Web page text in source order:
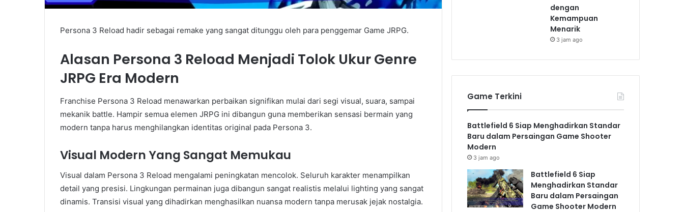
Persona 3 Reload hadir sebagai remake yang sangat ditunggu oleh para penggemar Game JRPG.
Alasan Persona 3 Reload Menjadi Tolok Ukur Genre
JRPG Era Modern
Franchise Persona 3 Reload menawarkan perbaikan signifikan mulai dari segi visual, suara, sampai
mekanik battle. Hampir semua elemen JRPG ini dibangun guna memberikan sensasi bermain yang
modern tanpa harus menghilangkan identitas original pada Persona 3.
Visual Modern Yang Sangat Memukau
Visual dalam Persona 3 Reload mengalami peningkatan mencolok. Seluruh karakter menampilkan
detail yang presisi. Lingkungan permainan juga dibangun sangat realistis melalui lighting yang sangat
dinamis. Transisi visual yang dihadirkan menghasilkan nuansa modern tanpa merusak jejak nostalgia.
dengan
Kemampuan
Menarik
3 jam ago
Game Terkini
Battlefield 6 Siap Menghadirkan Standar
Baru dalam Persaingan Game Shooter
Modern
3 jam ago
Battlefield 6 Siap
Menghadirkan Standar
Baru dalam Persaingan
Game Shooter Modern